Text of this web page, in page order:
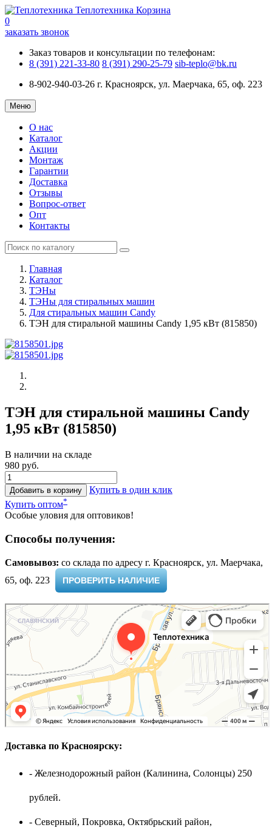
Теплотехника Корзина
0
заказать звонок
Заказ товаров и консультации по телефонам:
8 (391) 221-33-80 8 (391) 290-25-79 sib-teplo@bk.ru
8-902-940-03-26 г. Красноярск, ул. Маерчака, 65, оф. 223
Меню
О нас
Каталог
Акции
Монтаж
Гарантии
Доставка
Отзывы
Вопрос-ответ
Опт
Контакты
Главная
Каталог
ТЭНы
ТЭНы для стиральных машин
Для стиральных машин Candy
ТЭН для стиральной машины Candy 1,95 кВт (815850)
ТЭН для стиральной машины Candy
1,95 кВт (815850)
В наличии на складе
980 руб.
Добавить в корзину
Купить в один клик
Купить оптом*
Особые уловия для оптовиков!
Способы получения:
Самовывоз: cо склада по адресу г. Красноярск, ул. Маерчака,
65, оф. 223 ​
ПРОВЕРИТЬ НАЛИЧИЕ
Доставка по Красноярску:
- Железнодорожный район (Калинина, Солонцы) 250
рублей.
- Северный, Покровка, Октябрьский район,